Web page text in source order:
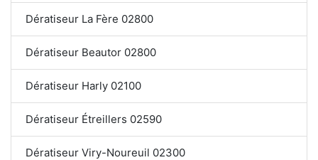
Dératiseur La Fère 02800
Dératiseur Beautor 02800
Dératiseur Harly 02100
Dératiseur Étreillers 02590
Dératiseur Viry-Noureuil 02300